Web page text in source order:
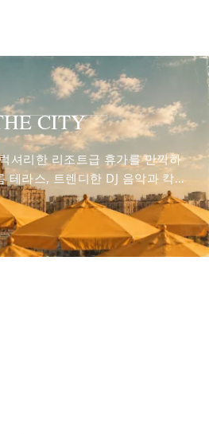
CITY
셔리한 리조트급 휴가를 만끽하
테라스, 트렌디한 DJ 음악과 칵테
, 선베드가 놓인 라운지 공간, 무
실 수 있습니다.